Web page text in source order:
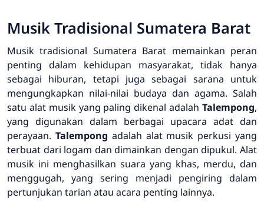
Musik Tradisional Sumatera Barat
Musik tradisional Sumatera Barat memainkan peran
penting dalam kehidupan masyarakat, tidak hanya
sebagai hiburan, tetapi juga sebagai sarana untuk
mengungkapkan nilai-nilai budaya dan agama. Salah
satu alat musik yang paling dikenal adalah Talempong,
yang digunakan dalam berbagai upacara adat dan
perayaan. Talempong adalah alat musik perkusi yang
terbuat dari logam dan dimainkan dengan dipukul. Alat
musik ini menghasilkan suara yang khas, merdu, dan
menggugah, yang sering menjadi pengiring dalam
pertunjukan tarian atau acara penting lainnya.